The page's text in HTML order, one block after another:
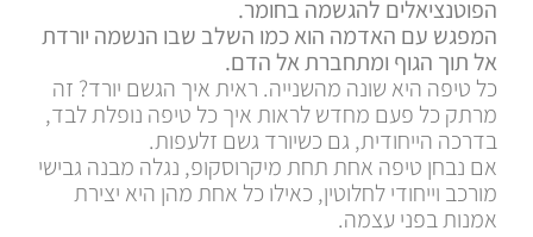
הפוטנציאלים להגשמה בחומר.
המפגש עם האדמה הוא כמו השלב שבו הנשמה יורדת
אל תוך הגוף ומתחברת אל הדם.
כל טיפה היא שונה מהשנייה. ראית איך הגשם יורד? זה
מרתק כל פעם מחדש לראות איך כל טיפה נופלת לבד,
בדרכה הייחודית, גם כשיורד גשם זלעפות.
אם נבחן טיפה אחת תחת מיקרוסקופ, נגלה מבנה גבישי
מורכב וייחודי לחלוטין, כאילו כל אחת מהן היא יצירת
אמנות בפני עצמה.